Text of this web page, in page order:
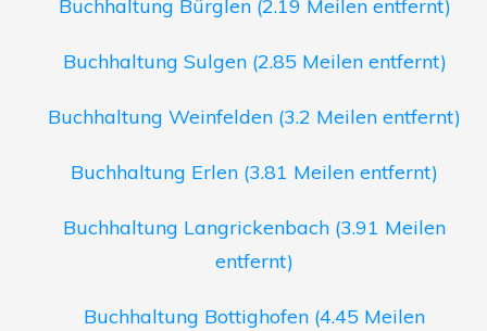
Buchhaltung Bürglen (2.19 Meilen entfernt)
Buchhaltung Sulgen (2.85 Meilen entfernt)
Buchhaltung Weinfelden (3.2 Meilen entfernt)
Buchhaltung Erlen (3.81 Meilen entfernt)
Buchhaltung Langrickenbach (3.91 Meilen
entfernt)
Buchhaltung Bottighofen (4.45 Meilen